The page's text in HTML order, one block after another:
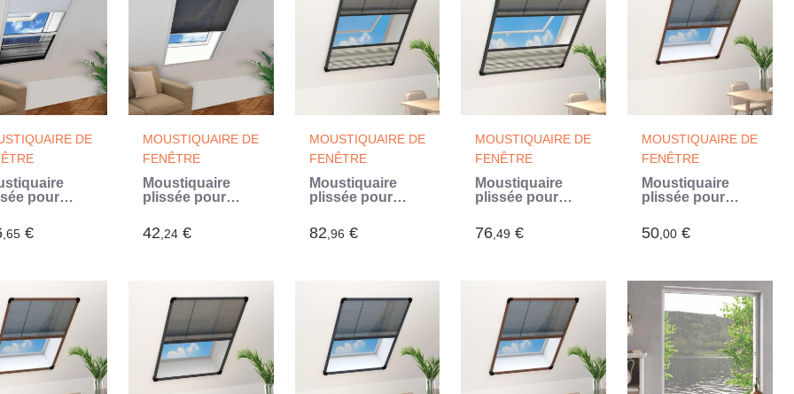
DE
pour
60 x
(Noir)
,65 €
MOUSTIQUAIRE DE
FENÊTRE
Moustiquaire
plissée pour
Aluminium 60 x
80 cm (Noir)
42 ,24€
MOUSTIQUAIRE DE
FENÊTRE
Moustiquaire
plissée pour
Aluminium
60x80cm avec
82 ,96 €
MOUSTIQUAIRE DE
FENÊTRE
Moustiquaire
plissée pour
Aluminium
80x100 cm et
76 ,49 €
MOUSTIQUAIRE DE
FENÊTRE
Moustiquaire
plissée pour
Aluminium
Marron 80x120
50 ,00 €